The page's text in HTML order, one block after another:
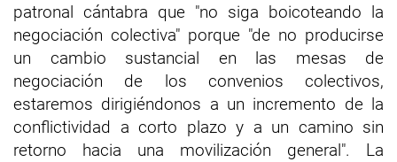
patronal cántabra que "no siga boicoteando la
negociación colectiva" porque "de no producirse
un cambio sustancial en las mesas de
negociación de los convenios colectivos,
estaremos dirigiéndonos a un incremento de la
conflictividad a corto plazo y a un camino sin
retorno hacia una movilización general". La